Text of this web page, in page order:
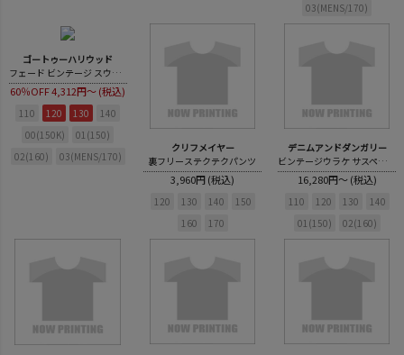
03(MENS/170)
ゴートゥーハリウッド
フェード ビンテージ スウェット
60％OFF4,312円～ (税込)
110 120 130
140
00(150K)
01(150)
02(160)
03(MENS/170)
クリフメイヤー
裏フリーステクテクパンツ
3,960円 (税込)
120 130 140
150
160
170
デニムアンドダンガリー
ビンテージウラケ サスペンダー PN
16,280円～ (税込)
110 120 130
140
01(150)
02(160)